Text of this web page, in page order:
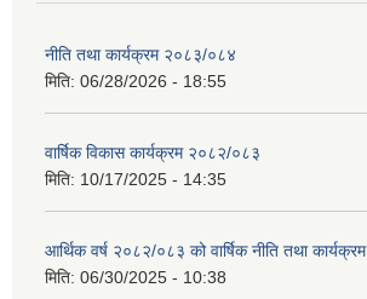
नीति तथा कार्यक्रम २०८३/०८४
मिति: 06/28/2026 - 18:55
वार्षिक विकास कार्यक्रम २०८२/०८३
मिति: 10/17/2025 - 14:35
आर्थिक वर्ष २०८२/०८३ को वार्षिक नीति तथा कार्यक्रम
मिति: 06/30/2025 - 10:38